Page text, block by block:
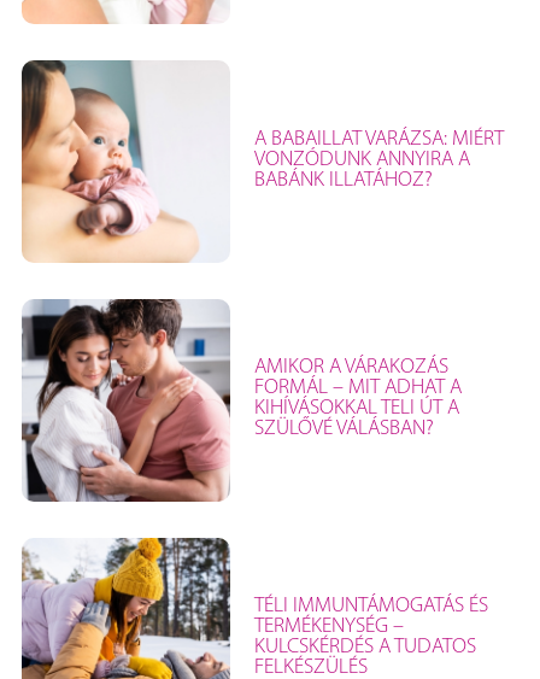
A BABAILLAT VARÁZSA: MIÉRT
VONZÓDUNK ANNYIRA A
BABÁNK ILLATÁHOZ?
AMIKOR A VÁRAKOZÁS
FORMÁL – MIT ADHAT A
KIHÍVÁSOKKAL TELI ÚT A
SZÜLŐVÉ VÁLÁSBAN?
TÉLI IMMUNTÁMOGATÁS ÉS
TERMÉKENYSÉG –
KULCSKÉRDÉS A TUDATOS
FELKÉSZÜLÉS